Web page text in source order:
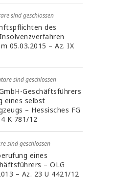
sind geschlossen
des
05.03.2015 – Az. IX
sind geschlossen
Geschäftsführers
eines selbst
– Hessisches FG
K 781/12
sind geschlossen
eines
– OLG
– Az. 23 U 4421/12